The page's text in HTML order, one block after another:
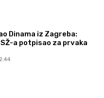
Dinama iz Zagreba:
a potpisao za prvaka